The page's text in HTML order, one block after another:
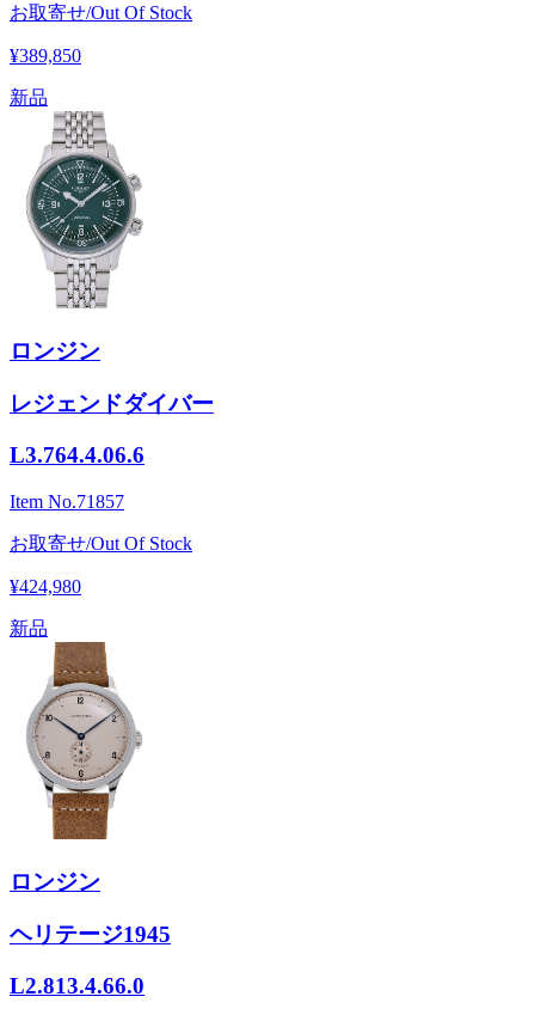
お取寄せ/Out Of Stock
¥389,850
新品
ロンジン
レジェンドダイバー
L3.764.4.06.6
Item No.71857
お取寄せ/Out Of Stock
¥424,980
新品
ロンジン
ヘリテージ1945
L2.813.4.66.0